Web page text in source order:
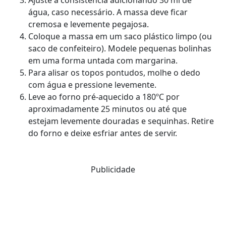
água, caso necessário. A massa deve ficar
cremosa e levemente pegajosa.
Coloque a massa em um saco plástico limpo (ou
saco de confeiteiro). Modele pequenas bolinhas
em uma forma untada com margarina.
Para alisar os topos pontudos, molhe o dedo
com água e pressione levemente.
Leve ao forno pré-aquecido a 180ºC por
aproximadamente 25 minutos ou até que
estejam levemente douradas e sequinhas. Retire
do forno e deixe esfriar antes de servir.
Publicidade